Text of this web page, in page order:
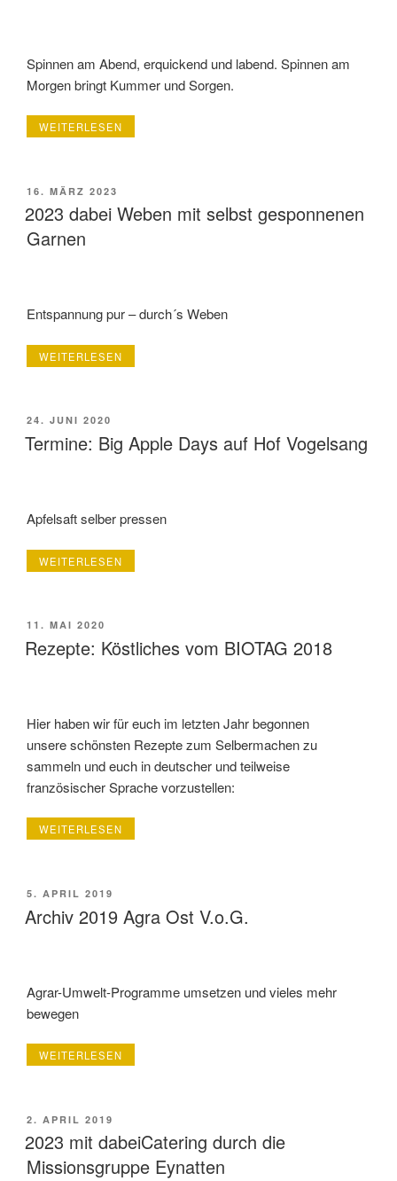
Spinnen am Abend, erquickend und labend. Spinnen am
Morgen bringt Kummer und Sorgen.
„2023
DABEI
WEITERLESEN
VERÖFFENTLICHT
AM
16. MÄRZ 2023
2023 dabei Weben mit selbst gesponnenen
Garnen
Entspannung pur – durch´s Weben
„2023
DABEI
SELBST
GARNEN“
WEITERLESEN
VERÖFFENTLICHT
AM
24. JUNI 2020
Termine: Big Apple Days auf Hof Vogelsang
Apfelsaft selber pressen
„TERMINE:
BIG
AUF
VOGELSANG“
WEITERLESEN
VERÖFFENTLICHT
AM
11. MAI 2020
Rezepte: Köstliches vom BIOTAG 2018
Hier haben wir für euch im letzten Jahr begonnen
unsere schönsten Rezepte zum Selbermachen zu
sammeln und euch in deutscher und teilweise
französischer Sprache vorzustellen:
„REZEPTE:
KÖSTLICHES
2018“
WEITERLESEN
VERÖFFENTLICHT
AM
5. APRIL 2019
Archiv 2019 Agra Ost V.o.G.
Agrar-Umwelt-Programme umsetzen und vieles mehr
bewegen
„ARCHIV
2019
V.O.G.“
WEITERLESEN
VERÖFFENTLICHT
AM
2. APRIL 2019
2023 mit dabeiCatering durch die
Missionsgruppe Eynatten